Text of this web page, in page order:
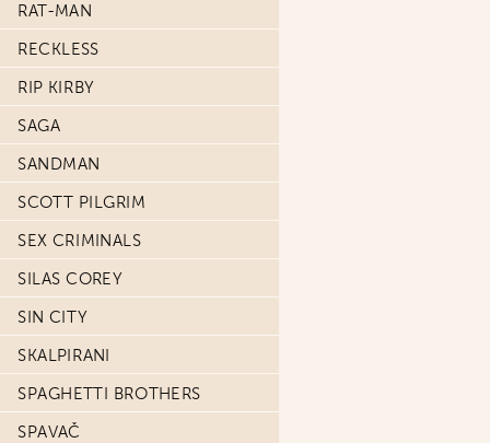
RAT-MAN
RECKLESS
RIP KIRBY
SAGA
SANDMAN
SCOTT PILGRIM
SEX CRIMINALS
SILAS COREY
SIN CITY
SKALPIRANI
SPAGHETTI BROTHERS
SPAVAČ